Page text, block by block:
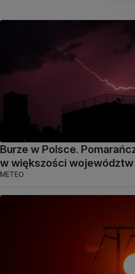
Burze w Polsce.
w większości województw
METEO